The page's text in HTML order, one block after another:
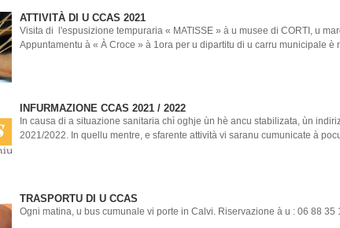
ATTIVITÀ DI U CCAS 2021
Visita di l'espusizione tempuraria « MATISSE » à u musee di CORTI, u
Appuntamentu à « À Croce » à 1ora per u dipartitu di u carru municipale è
INFURMAZIONE CCAS 2021 / 2022
In causa di a situazione sanitaria chì oghje ùn hè ancu stabilizata, ùn
2021/2022. In quellu mentre, e sfarente attività vi saranu cumunicate à
TRASPORTU DI U CCAS
Ogni matina, u bus cumunale vi porte in Calvi. Riservazione à u : 06 88 35